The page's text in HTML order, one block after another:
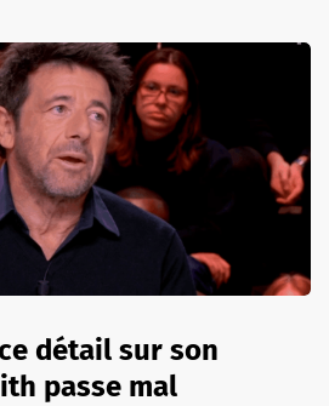
détail sur son
passe mal